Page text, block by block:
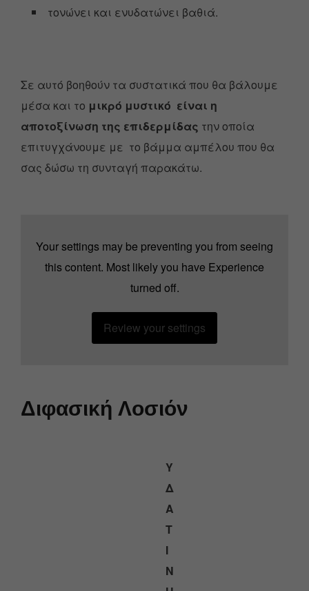
τονώνει και ενυδατώνει βαθιά.
Σε αυτό βοηθούν τα συστατικά που θα βάλουμε
μέσα και το μικρό μυστικό είναι η
αποτοξίνωση της επιδερμίδας την οποία
επιτυγχάνουμε με το βάμμα αμπέλου που θα
σας δώσω τη συνταγή παρακάτω.
Your settings may be preventing you from seeing
this content. Most likely you have Experience
turned off.
Review your settings
Διφασική Λοσιόν
Υ
Δ
Α
Τ
Ι
Ν